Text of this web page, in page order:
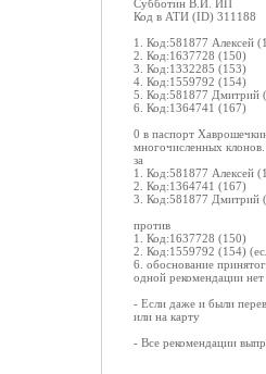
Субботин В.И. ИП
Код в АТИ (ID) 311188
1. Код:581877 Алексей
2. Код:1637728 (150)
3. Код:1332285 (153)
4. Код:1559792 (154)
5. Код:581877 Дмитрий
6. Код:1364741 (167)
0 в паспорт
многочисленных
за
1. Код:581877 Алексей
2. Код:1364741 (167)
3. Код:581877 Дмитрий
против
1. Код:1637728 (150)
2. Код:1559792 (154)
6. обоснование
одной рекомендации
- Если даже и были
или на карту
- Все рекомендации